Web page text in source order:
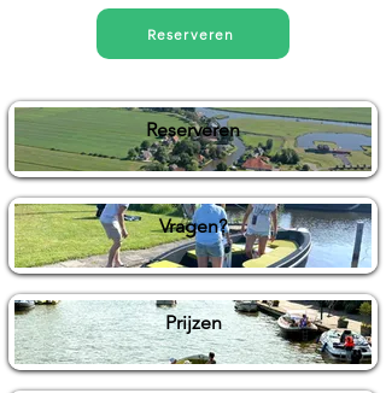
Reserveren
Reserveren
Vragen?
Prijzen